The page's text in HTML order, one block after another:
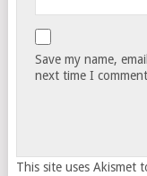
Save my name,
next time I
This site uses Akismet